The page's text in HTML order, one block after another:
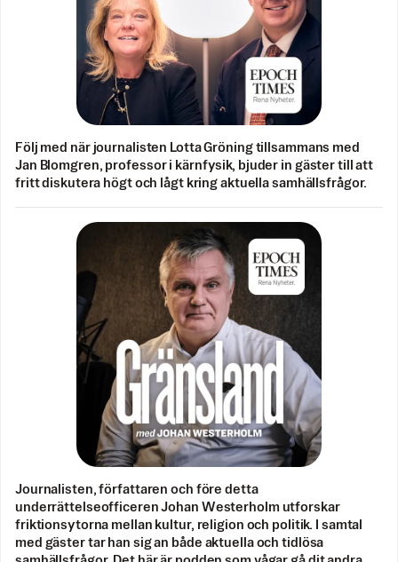
Följ med när journalisten Lotta Gröning tillsammans med
Jan Blomgren, professor i kärnfysik, bjuder in gäster till att
fritt diskutera högt och lågt kring aktuella samhällsfrågor.
Journalisten, författaren och före detta
underrättelseofficeren Johan Westerholm utforskar
friktionsytorna mellan kultur, religion och politik. I samtal
med gäster tar han sig an både aktuella och tidlösa